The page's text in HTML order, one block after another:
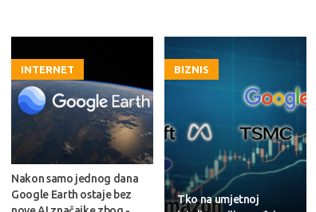
INTERNET
Nakon samo jednog dana
Google Earth ostaje bez
BIZNIS
Tko na umjetnoj